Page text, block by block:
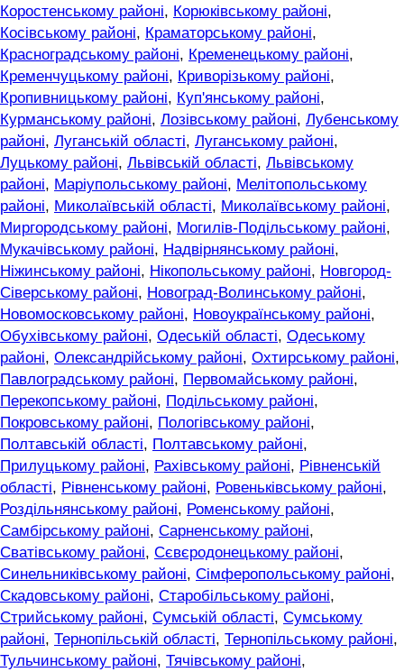
Коростенському районі, Корюківському районі,
Косівському районі, Краматорському районі,
Красноградському районі, Кременецькому районі,
Кременчуцькому районі, Криворізькому районі,
Кропивницькому районі, Куп'янському районі,
Курманському районі, Лозівському районі, Лубенському
районі, Луганській області, Луганському районі,
Луцькому районі, Львівській області, Львівському
районі, Маріупольському районі, Мелітопольському
районі, Миколаївській області, Миколаївському районі,
Миргородському районі, Могилів-Подільському районі,
Мукачівському районі, Надвірнянському районі,
Ніжинському районі, Нікопольському районі, Новгород-
Сіверському районі, Новоград-Волинському районі,
Новомосковському районі, Новоукраїнському районі,
Обухівському районі, Одеській області, Одеському
районі, Олександрійському районі, Охтирському районі,
Павлоградському районі, Первомайському районі,
Перекопському районі, Подільському районі,
Покровському районі, Пологівському районі,
Полтавській області, Полтавському районі,
Прилуцькому районі, Рахівському районі, Рівненській
області, Рівненському районі, Ровеньківському районі,
Роздільнянському районі, Роменському районі,
Самбірському районі, Сарненському районі,
Сватівському районі, Сєвєродонецькому районі,
Синельниківському районі, Сімферопольському районі,
Скадовському районі, Старобільському районі,
Стрийському районі, Сумській області, Сумському
районі, Тернопільській області, Тернопільському районі,
Тульчинському районі, Тячівському районі,